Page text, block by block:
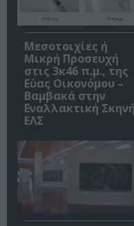
Μεσοτοιχίες ή
Μικρή Προσευχή
στις 3κ46 π.μ., της
Εύας Οικονόμου –
Βαμβακά στην
Εναλλακτική Σκηνή
ΕΛΣ